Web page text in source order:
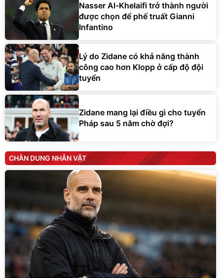
Nasser Al-Khelaifi trở thành người
được chọn để phế truất Gianni
Infantino
Lý do Zidane có khả năng thành
công cao hơn Klopp ở cấp độ đội
tuyển
Zidane mang lại điều gì cho tuyển
Pháp sau 5 năm chờ đợi?
CHÂN DUNG NHÂN VẬT